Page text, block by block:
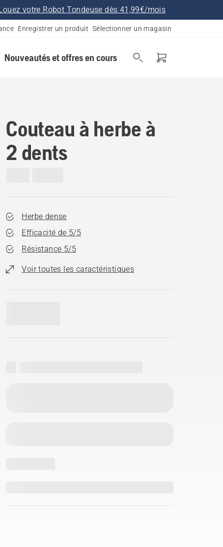
votre Robot Tondeuse dès 41,99€/mois
Enregistrer un produit Sélectionner un magasin
Nouveautés et offres en cours
Couteau à herbe à
2 dents
Herbe dense
Efficacité de 5/5
Résistance 5/5
Voir toutes les caractéristiques